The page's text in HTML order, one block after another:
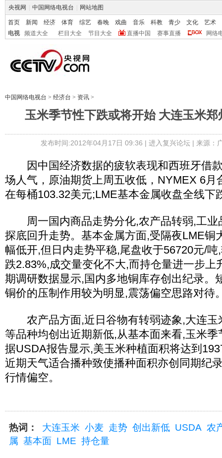
央视网 中国网络电视台 网站地图
首页 新闻 经济 体育 综艺 春晚 戏曲 音乐 科教 青少 文化
艺术
电视
频道大全 栏目大全 节目大全 直播中国 赛事直播 网络
中国网络电视台 > 经济台 > 资讯 >
玉米季节性下跌或将开始 大连玉米
发布时间:2012年04月17日 09:36 | 进入复兴论坛| 来源：
因中国经济数据的疲软表现和西班牙借
场人气，原油期货上周五收低，NYMEX 6月
在每桶103.32美元;LME基本金属收盘全线下
周一国内商品走势分化,农产品转弱,工业
探底回升走势。基本金属方面,受隔夜LME铜
幅低开,但日内走势平稳,尾盘收于56720元/
跌2.83%,成交量变化不大,而持仓量进一步上
期调研数据显示,国内多地铜库存创出纪录。
铜价的压制作用较为明显,震荡偏空思路对待
农产品方面,近日谷物有转弱迹象,大连玉
等品种均创出近期新低,从基本面来看,玉米
据USDA报告显示,美玉米种植面积将达到
近期天气适合播种致使播种面积亦创同期纪
行情偏空。
热词： 大连玉米 小麦 走势 创出新低 USDA 农
属 基本面 LME 持仓量